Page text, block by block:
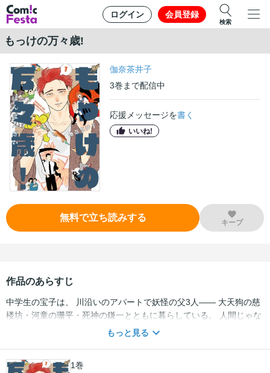
ログイン 会員登録
検索
もっけの万々歳!
伽奈茶井子
3巻 まで配信中
応援メッセージを書く
いいね!
無料で立ち読みする キープ
作品のあらすじ
中学生の宝子は、 川沿いのアパートで妖怪の父3人―― 大天狗の慈
楼坊・河童の珊平・死神の鎌一とともに暮らしている。 人間じゃな
いうえに性格もクセつよ。 でも一人娘への愛情だけはたっぷりな父
もっと見る
1巻